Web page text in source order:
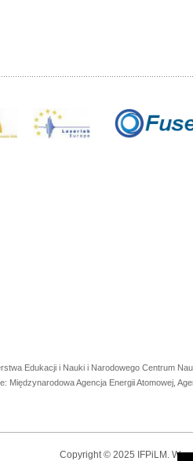
Edukacji i Nauki i Narodowego Centrum
Międzynarodowa Agencja Energii Atomowej,
Copyright © 2025 IFPiLM.